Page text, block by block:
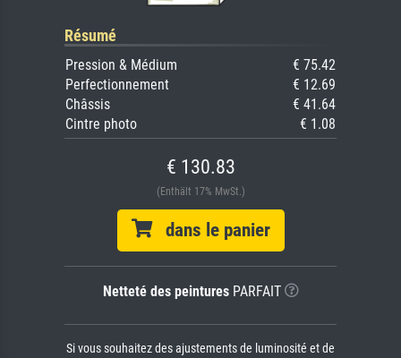
Résumé
Pression & Médium
€ 75.42
Perfectionnement
€ 12.69
Châssis
€ 41.64
Cintre photo
€ 1.08
€ 130.83
(Enthält 17% MwSt.)
dans le panier
Netteté des peinturesPARFAIT
Si vous souhaitez des ajustements de luminosité et de